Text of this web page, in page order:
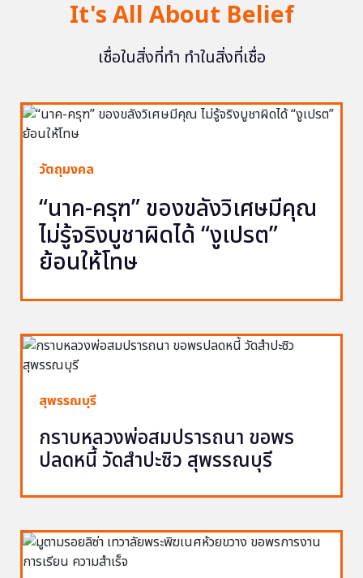
It's All About Belief
เชื่อในสิ่งที่ทำ ทำในสิ่งที่เชื่อ
วัตถุมงคล
“นาค-ครุฑ” ของขลังวิเศษมีคุณ
ไม่รู้จริงบูชาผิดได้ “งูเปรต”
ย้อนให้โทษ
สุพรรณบุรี
กราบหลวงพ่อสมปรารถนา ขอพร
ปลดหนี้ วัดสำปะซิว สุพรรณบุรี